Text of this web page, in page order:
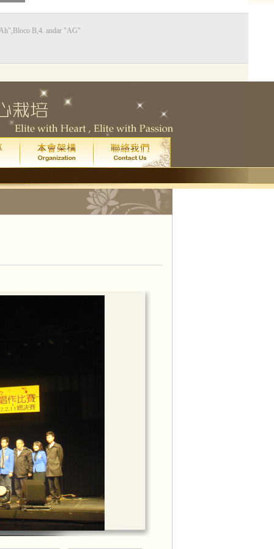
星期五 ) 晚上八點
售罄。
音樂學院 4 級鋼琴考試全年最高
良先生接受訪問。
，於香港HMV、香港唱片、通利琴
基金會、葡文書店均有售。
常音樂交流活動
B,4. andar "AG"